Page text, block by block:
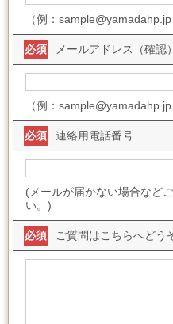
（例：sample@yamadahp.jp
メールアドレス（確認）
必須
（例：sample@yamadahp.jp
連絡用電話番号
必須
(メールが届かない場合など
い。)
ご質問はこちらへどう
必須